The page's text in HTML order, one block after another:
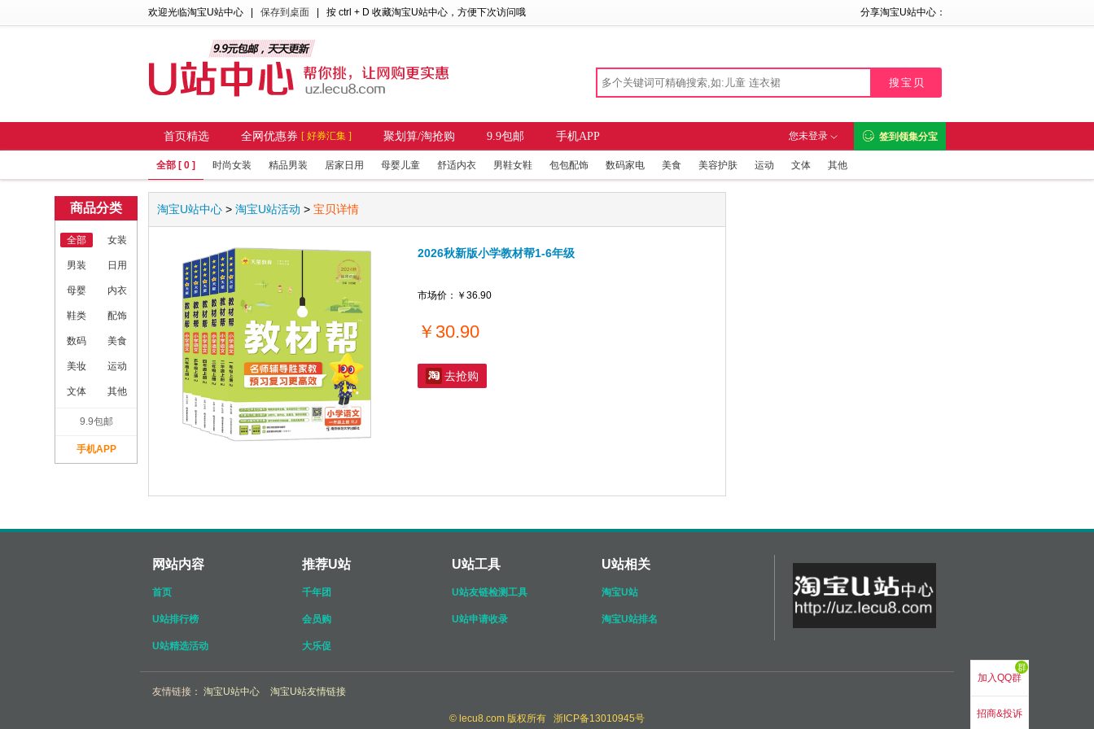
欢迎光临淘宝U站中心 保存到桌面 | 按 ctrl + D 收藏淘宝U站中心 ，方便下次访问哦 分享淘宝U站中心：
首页精选 全网优惠券 [ 好券汇集 ] 聚划算/淘抢购 9.9包邮 手机APP  签到领集分宝
您未登录 
全部 [ 0 ] 时尚女装 精品男装 居家日用 母婴儿童 舒适内衣 男鞋女鞋 包包配饰 数码家电 美食 美容护肤 运动 文体 其他
淘宝U站中心 > 淘宝U站活动 > 宝贝详情
2026秋新版小学教材帮1-6年级
市场价： ￥36.90
￥ 30.90
 去抢购
网站内容
首页
U站排行榜
U站精选活动
推荐U站
千年团
会员购
大乐促
U站工具
U站友链检测工具
U站申请收录
U站相关
淘宝U站
淘宝U站排名
友情链接： 淘宝U站中心 淘宝U站友情链接
© lecu8.com 版权所有 浙ICP备13010945号
加入QQ群
群
招商&投诉
商品分类
全部 女装
男装 日用
母婴 内衣
鞋类 配饰
数码 美食
美妆 运动
文体 其他
9.9包邮
手机APP